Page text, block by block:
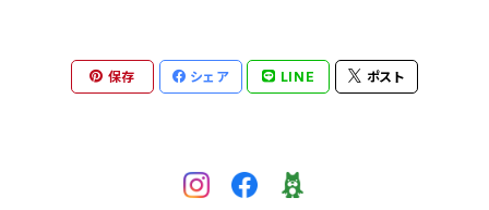
保存 シェア LINE ポスト